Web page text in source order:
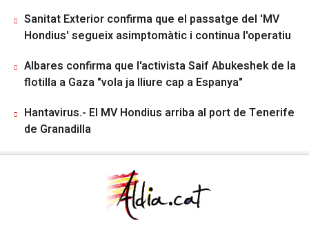
Sanitat Exterior confirma que el passatge del 'MV
Hondius' segueix asimptomàtic i continua l'operatiu
Albares confirma que l'activista Saif Abukeshek de la
flotilla a Gaza "vola ja lliure cap a Espanya"
Hantavirus.- El MV Hondius arriba al port de Tenerife
de Granadilla